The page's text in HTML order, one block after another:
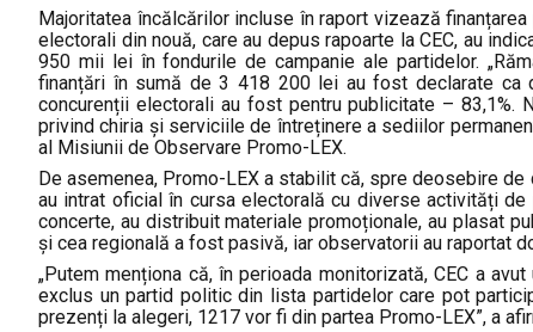
Majoritatea încălcărilor incluse în raport vizează
electorali din nouă, care au depus rapoarte la CEC, au
950 mii lei în fondurile de campanie ale partidelor.
finanțări în sumă de 3 418 200 lei au fost declarate ca
concurenții electorali au fost pentru publicitate – 83,1%.
privind chiria și serviciile de întreținere a sediilor
al Misiunii de Observare Promo-LEX.
De asemenea, Promo-LEX a stabilit că, spre deosebire
au intrat oficial în cursa electorală cu diverse activități
concerte, au distribuit materiale promoționale, au plasat
și cea regională a fost pasivă, iar observatorii au raportat
„Putem menționa că, în perioada monitorizată, CEC a
exclus un partid politic din lista partidelor care pot
prezenți la alegeri, 1217 vor fi din partea Promo-LEX”, a